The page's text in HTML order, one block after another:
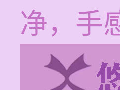
净，手